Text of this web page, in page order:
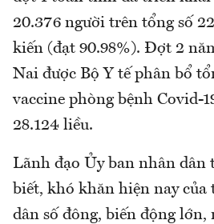
20.376 người trên tổng số
kiến (đạt 90.98%). Đợt 2
Nai được Bộ Y tế phân bổ
vaccine phòng bệnh Covid-
28.124 liều.
Lãnh đạo Ủy ban nhân
biết, khó khăn hiện nay
dân số đông, biến động lớn,